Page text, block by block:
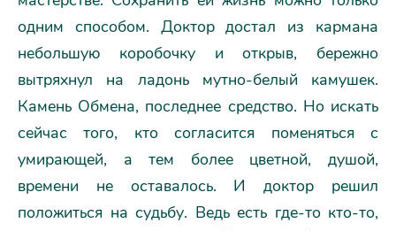
одним способом. Доктор достал из кармана
небольшую коробочку и открыв, бережно
вытряхнул на ладонь мутно-белый камушек.
Камень Обмена, последнее средство. Но искать
сейчас того, кто согласится поменяться с
умирающей, а тем более цветной, душой,
времени не оставалось. И доктор решил
положиться на судьбу. Ведь есть где-то кто-то,